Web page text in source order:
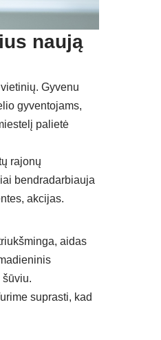
naują
Gyvenu
gyventojams,
palietė
rajonų
bendradarbiauja
akcijas.
aidas
suprasti, kad